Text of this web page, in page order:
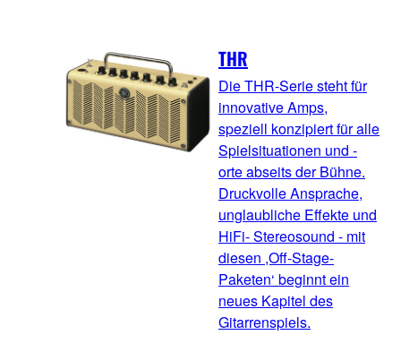
THR
Die THR-Serie steht für
innovative Amps,
speziell konzipiert für alle
Spielsituationen und -
orte abseits der Bühne.
Druckvolle Ansprache,
unglaubliche Effekte und
HiFi- Stereosound - mit
diesen ,Off-Stage-
Paketen‘ beginnt ein
neues Kapitel des
Gitarrenspiels.